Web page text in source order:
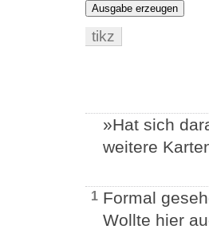
Ausgabe erzeugen
tikz
»Hat sich
weitere
1 Formal
Wollte hier